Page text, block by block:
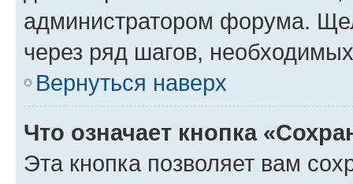
администратором форума.
через ряд шагов,
Вернуться наверх
Что означает кнопка
Эта кнопка позволяет вам